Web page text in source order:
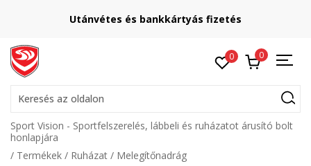
Utánvétes és bankkártyás fizetés
0 0
Keresés az oldalon
Sport Vision - Sportfelszerelés, lábbeli és ruházatot árusító bolt
honlapjára
Termékek
Ruházat
Melegítőnadrág